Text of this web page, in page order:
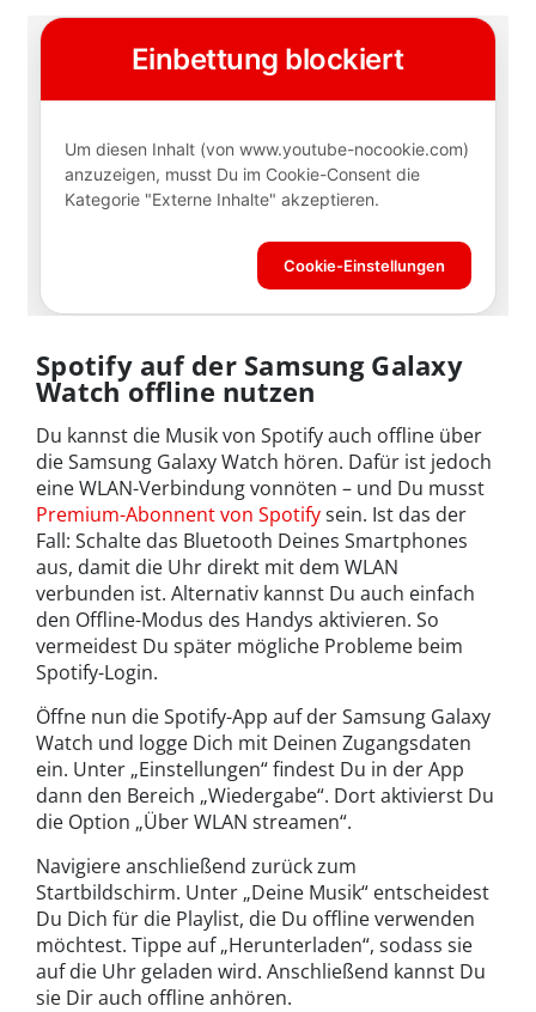
Spotify auf der Samsung Galaxy
Watch offline nutzen
Du kannst die Musik von Spotify auch offline über
die Samsung Galaxy Watch hören. Dafür ist jedoch
eine WLAN-Verbindung vonnöten – und Du musst
Premium-Abonnent von Spotifysein. Ist das der
Fall: Schalte das Bluetooth Deines Smartphones
aus, damit die Uhr direkt mit dem WLAN
verbunden ist. Alternativ kannst Du auch einfach
den Offline-Modus des Handys aktivieren. So
vermeidest Du später mögliche Probleme beim
Spotify-Login.
Öffne nun die Spotify-App auf der Samsung Galaxy
Watch und logge Dich mit Deinen Zugangsdaten
ein. Unter „Einstellungen“ findest Du in der App
dann den Bereich „Wiedergabe“. Dort aktivierst Du
die Option „Über WLAN streamen“.
Navigiere anschließend zurück zum
Startbildschirm. Unter „Deine Musik“ entscheidest
Du Dich für die Playlist, die Du offline verwenden
möchtest. Tippe auf „Herunterladen“, sodass sie
auf die Uhr geladen wird. Anschließend kannst Du
sie Dir auch offline anhören.